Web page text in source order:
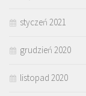
styczeń 2021
grudzień 2020
listopad 2020